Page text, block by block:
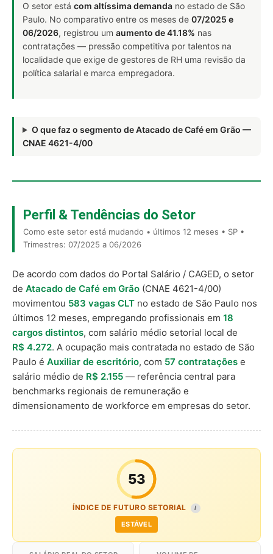
O setor está com altíssima demanda no estado de São
Paulo. No comparativo entre os meses de 07/2025 e
06/2026, registrou um aumento de 41.18% nas
contratações — pressão competitiva por talentos na
localidade que exige de gestores de RH uma revisão da
política salarial e marca empregadora.
O que faz o segmento de Atacado de Café em Grão —
CNAE 4621-4/00
Perfil & Tendências do Setor
Como este setor está mudando • últimos 12 meses • SP •
Trimestres: 07/2025 a 06/2026
De acordo com dados do Portal Salário / CAGED, o setor
de Atacado de Café em Grão (CNAE 4621-4/00)
movimentou 583 vagas CLT no estado de São Paulo nos
últimos 12 meses, empregando profissionais em 18
cargos distintos, com salário médio setorial local de
R$ 4.272. A ocupação mais contratada no estado de São
Paulo é Auxiliar de escritório, com 57 contratações e
salário médio de R$ 2.155 — referência central para
benchmarks regionais de remuneração e
dimensionamento de workforce em empresas do setor.
53
ÍNDICE DE FUTURO SETORIAL I
ESTÁVEL